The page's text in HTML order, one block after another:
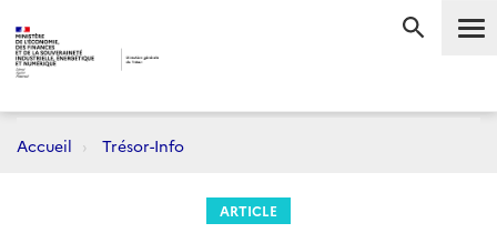
Accueil Trésor-Info
ARTICLE